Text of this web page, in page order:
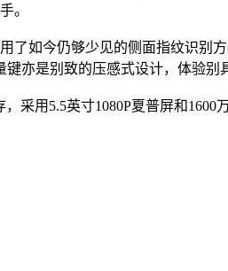
。
如今仍够少见的侧面指纹识别
亦是别致的压感式设计，体验别
，采用5.5英寸1080P夏普屏和1600